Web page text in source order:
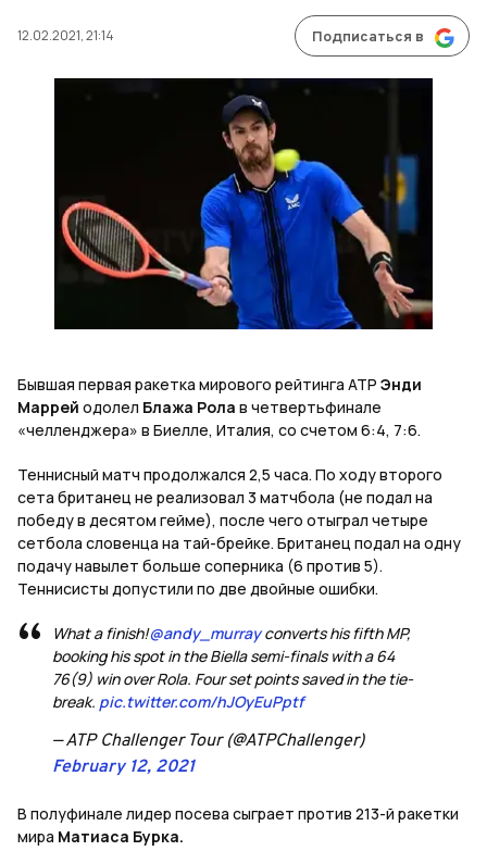
12.02.2021, 21:14 Подписаться в
Бывшая первая ракетка мирового рейтинга АТР Энди
Маррей одолел Блажа Рола в четвертьфинале
«челленджера» в Биелле, Италия, со счетом 6:4, 7:6.
Теннисный матч продолжался 2,5 часа. По ходу второго
сета британец не реализовал 3 матчбола (не подал на
победу в десятом гейме), после чего отыграл четыре
сетбола словенца на тай-брейке. Британец подал на одну
подачу навылет больше соперника (6 против 5).
Теннисисты допустили по две двойные ошибки.
What a finish!@andy_murrayconverts his fifth MP,
booking his spot in the Biella semi-finals with a 64
76(9) win over Rola. Four set points saved in the tie-
break. pic.twitter.com/hJOyEuPptf
— ATP Challenger Tour (@ATPChallenger)
February 12, 2021
В полуфинале лидер посева сыграет против 213-й ракетки
мира Матиаса Бурка.